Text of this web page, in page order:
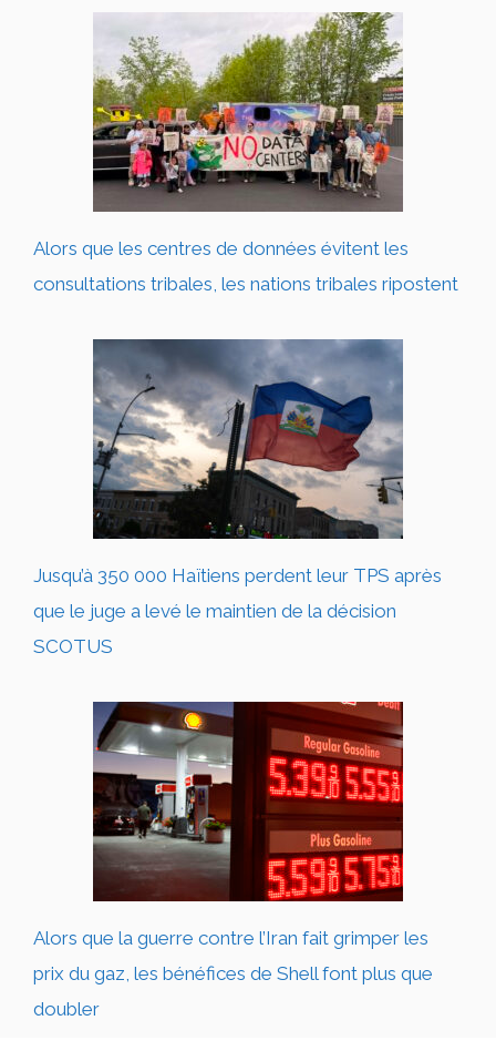
Alors que les centres de données évitent les
consultations tribales, les nations tribales ripostent
Jusqu’à 350 000 Haïtiens perdent leur TPS après
que le juge a levé le maintien de la décision
SCOTUS
Alors que la guerre contre l’Iran fait grimper les
prix du gaz, les bénéfices de Shell font plus que
doubler